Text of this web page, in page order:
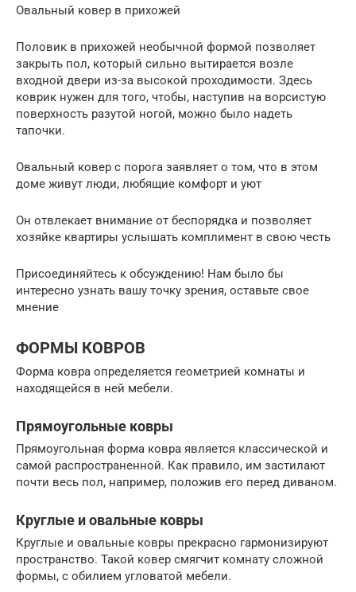
Овальный ковер в прихожей
Половик в прихожей необычной формой позволяет
закрыть пол, который сильно вытирается возле
входной двери из-за высокой проходимости. Здесь
коврик нужен для того, чтобы, наступив на ворсистую
поверхность разутой ногой, можно было надеть
тапочки.
Овальный ковер с порога заявляет о том, что в этом
доме живут люди, любящие комфорт и уют
Он отвлекает внимание от беспорядка и позволяет
хозяйке квартиры услышать комплимент в свою честь
Присоединяйтесь к обсуждению! Нам было бы
интересно узнать вашу точку зрения, оставьте свое
мнение
ФОРМЫ КОВРОВ
Форма ковра определяется геометрией комнаты и
находящейся в ней мебели.
Прямоугольные ковры
Прямоугольная форма ковра является классической и
самой распространенной. Как правило, им застилают
почти весь пол, например, положив его перед диваном.
Круглые и овальные ковры
Круглые и овальные ковры прекрасно гармонизируют
пространство. Такой ковер смягчит комнату сложной
формы, с обилием угловатой мебели.